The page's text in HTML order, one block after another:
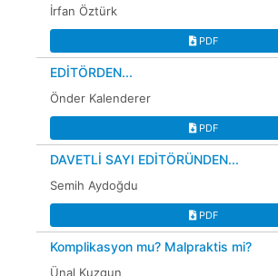
İrfan Öztürk
PDF
EDİTÖRDEN...
Önder Kalenderer
PDF
DAVETLİ SAYI EDİTÖRÜNDEN...
Semih Aydoğdu
PDF
Komplikasyon mu? Malpraktis mi?
Ünal Kuzgun